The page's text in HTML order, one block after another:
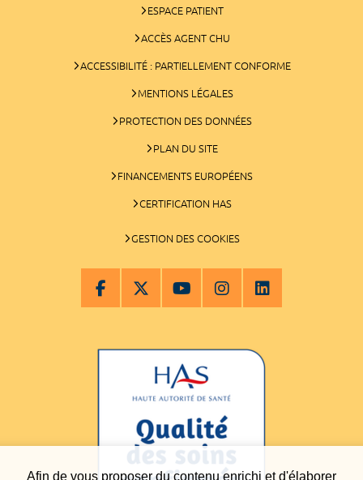
Afin de vous proposer du contenu enrichi et d'élaborer
ESPACE PATIENT
ACCÈS AGENT CHU
ACCESSIBILITÉ : PARTIELLEMENT CONFORME
MENTIONS LÉGALES
PROTECTION DES DONNÉES
PLAN DU SITE
FINANCEMENTS EUROPÉENS
CERTIFICATION HAS
GESTION DES COOKIES